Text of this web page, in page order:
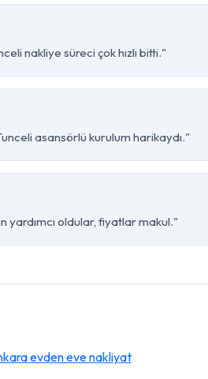
nakliye süreci çok hızlı bitti."
asansörlü kurulum harikaydı."
yardımcı oldular, fiyatlar makul."
evden eve nakliyat